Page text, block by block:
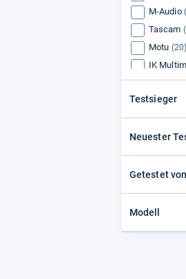
M-Audio
Tascam
Motu (20)
IK
Steinberg
Zoom (15)
ESI (15)
Testsieger
Neuester
Getestet von
Modell